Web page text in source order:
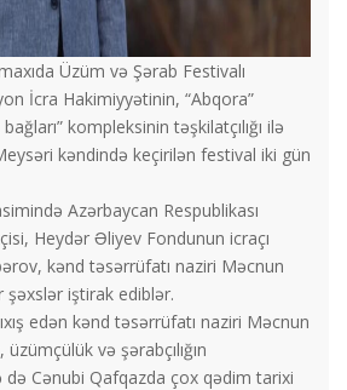
Üzüm və Şərab Festivalı
İcra Hakimiyyətinin, “Abqora”
kompleksinin təşkilatçılığı ilə
kəndində keçirilən festival iki gün
Azərbaycan Respublikası
Heydər Əliyev Fondunun icraçı
kənd təsərrüfatı naziri Məcnun
iştirak ediblər.
edən kənd təsərrüfatı naziri Məcnun
və şərabçılığın
də Cənubi Qafqazda çox qədim tarixi